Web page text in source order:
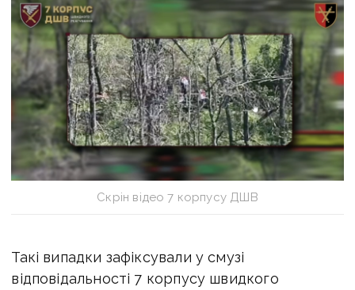
Скрін відео 7 корпусу ДШВ
Такі випадки зафіксували у смузі
відповідальності 7 корпусу швидкого